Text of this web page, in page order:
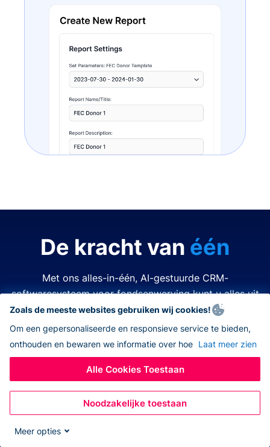
De kracht van één
Met ons alles-in-één, AI-gestuurde CRM-
softwaresysteem voor fondsenwerving kunt u alles uit
de kast halen.
Tijd is kostbaar. Middelen zijn beperkt. Het laatste wat
u wilt doen is een van beide verspillen. Donorbox
nonprofit CRM-software vereenvoudigt en verbetert
elk aspect van fondsenwerving, zodat u alles kunt
doen – allemaal op hetzelfde platform. Nooit meer
wisselen tussen verschillende apps, navigeren naar
Zoals de meeste websites gebruiken wij cookies!
Om een gepersonaliseerde en responsieve service te bieden,
onthouden en bewaren we informatie over hoe Laat meer zien
Alle Cookies Toestaan
Noodzakelijke toestaan
Meer opties